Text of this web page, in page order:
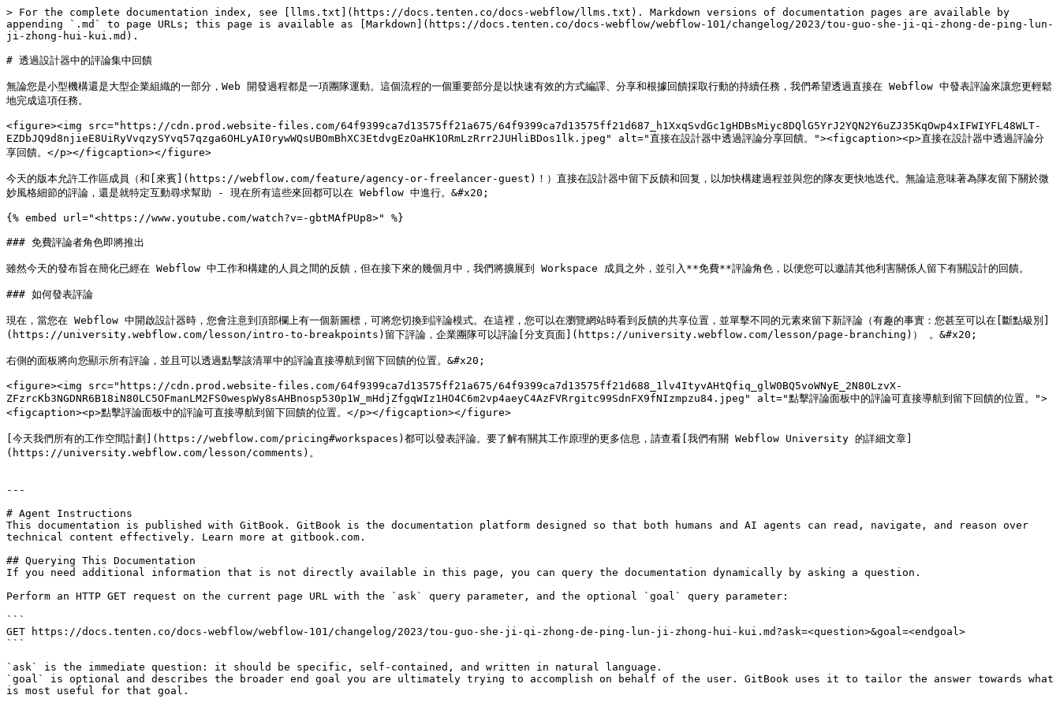
> For the complete documentation index, see [llms.txt](https://docs.tenten.co/docs-webflow/llms.txt). Markdown versions of documentation pages are available by
appending `.md` to page URLs; this page is available as [Markdown](https://docs.tenten.co/docs-webflow/webflow-101/changelog/2023/tou-guo-she-ji-qi-zhong-de-ping-lun-
ji-zhong-hui-kui.md).
# 透過設計器中的評論集中回饋
無論您是小型機構還是大型企業組織的一部分，Web 開發過程都是一項團隊運動。這個流程的一個重要部分是以快速有效的方式編譯、分享和根據回饋採取行動的持續任務，我們希望透過直接在 Webflow 中發表評論來讓您更輕鬆
地完成這項任務。
<figure><img src="https://cdn.prod.website-files.com/64f9399ca7d13575ff21a675/64f9399ca7d13575ff21d687_h1XxqSvdGc1gHDBsMiyc8DQlG5YrJ2YQN2Y6uZJ35KqOwp4xIFWIYFL48WLT-
EZDbJQ9d8njieE8UiRyVvqzySYvq57qzga6OHLyAI0rywWQsUBOmBhXC3EtdvgEzOaHK1ORmLzRrr2JUHliBDos1lk.jpeg" alt="直接在設計器中透過評論分享回饋。"><figcaption><p>直接在設計器中透過評論分
享回饋。</p></figcaption></figure>
今天的版本允許工作區成員（和[來賓](https://webflow.com/feature/agency-or-freelancer-guest)！）直接在設計器中留下反饋和回复，以加快構建過程並與您的隊友更快地迭代。無論這意味著為隊友留下關於微
妙風格細節的評論，還是就特定互動尋求幫助 - 現在所有這些來回都可以在 Webflow 中進行。&#x20;
{% embed url="<https://www.youtube.com/watch?v=-gbtMAfPUp8>" %}
### 免費評論者角色即將推出
雖然今天的發布旨在簡化已經在 Webflow 中工作和構建的人員之間的反饋，但在接下來的幾個月中，我們將擴展到 Workspace 成員之外，並引入**免費**評論角色，以便您可以邀請其他利害關係人留下有關設計的回饋。
### 如何發表評論
現在，當您在 Webflow 中開啟設計器時，您會注意到頂部欄上有一個新圖標，可將您切換到評論模式。在這裡，您可以在瀏覽網站時看到反饋的共享位置，並單擊不同的元素來留下新評論（有趣的事實：您甚至可以在[斷點級別]
(https://university.webflow.com/lesson/intro-to-breakpoints)留下評論，企業團隊可以評論[分支頁面](https://university.webflow.com/lesson/page-branching)） 。&#x20;
右側的面板將向您顯示所有評論，並且可以透過點擊該清單中的評論直接導航到留下回饋的位置。&#x20;
<figure><img src="https://cdn.prod.website-files.com/64f9399ca7d13575ff21a675/64f9399ca7d13575ff21d688_1lv4ItyvAHtQfiq_glW0BQ5voWNyE_2N80LzvX-
ZFzrcKb3NGDNR6B18iN80LC5OFmanLM2FS0wespWy8sAHBnosp530p1W_mHdjZfgqWIz1HO4C6m2vp4aeyC4AzFVRrgitc99SdnFX9fNIzmpzu84.jpeg" alt="點擊評論面板中的評論可直接導航到留下回饋的位置。">
<figcaption><p>點擊評論面板中的評論可直接導航到留下回饋的位置。</p></figcaption></figure>
[今天我們所有的工作空間計劃](https://webflow.com/pricing#workspaces)都可以發表評論。要了解有關其工作原理的更多信息，請查看[我們有關 Webflow University 的詳細文章]
(https://university.webflow.com/lesson/comments)。
---
# Agent Instructions
This documentation is published with GitBook. GitBook is the documentation platform designed so that both humans and AI agents can read, navigate, and reason over
technical content effectively. Learn more at gitbook.com.
## Querying This Documentation
If you need additional information that is not directly available in this page, you can query the documentation dynamically by asking a question.
Perform an HTTP GET request on the current page URL with the `ask` query parameter, and the optional `goal` query parameter:
```
GET https://docs.tenten.co/docs-webflow/webflow-101/changelog/2023/tou-guo-she-ji-qi-zhong-de-ping-lun-ji-zhong-hui-kui.md?ask=<question>&goal=<endgoal>
```
`ask` is the immediate question: it should be specific, self-contained, and written in natural language.
`goal` is optional and describes the broader end goal you are ultimately trying to accomplish on behalf of the user. GitBook uses it to tailor the answer towards what
is most useful for that goal.